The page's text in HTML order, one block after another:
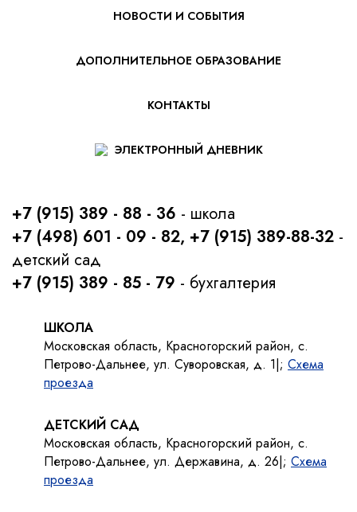
НОВОСТИ И СОБЫТИЯ
ДОПОЛНИТЕЛЬНОЕ ОБРАЗОВАНИЕ
КОНТАКТЫ
ЭЛЕКТРОННЫЙ ДНЕВНИК
+7 (915) 389 - 88 - 36 - школа
+7 (498) 601 - 09 - 82, +7 (915) 389-88-32 -
детский сад
+7 (915) 389 - 85 - 79 - бухгалтерия
ШКОЛА
Московская область, Красногорский район, с.
Петрово-Дальнее, ул. Суворовская, д. 1|; Схема
проезда
ДЕТСКИЙ САД
Московская область, Красногорский район, с.
Петрово-Дальнее, ул. Державина, д. 26|; Схема
проезда